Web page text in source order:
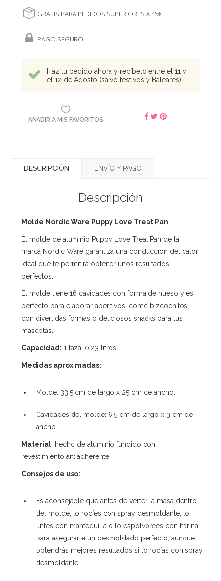
GRATIS PARA PEDIDOS SUPERIORES A 45€
PAGO SEGURO
Haz tu pedido ahora y recíbelo entre el 11 y
el 12 de Agosto (salvo festivos y Baleares)
AÑADIR A MIS FAVORITOS
DESCRIPCIÓN ENVÍO Y PAGO
Descripción
Molde Nordic Ware Puppy Love Treat Pan
El molde de aluminio Puppy Love Treat Pan de la
marca Nordic Ware garantiza una conducción del calor
ideal que te permitirá obtener unos resultados
perfectos.
El molde tiene 16 cavidades con forma de hueso y es
perfecto para elaborar aperitivos, como bizcochitos,
con divertidas formas o deliciosos snacks para tus
mascotas.
Capacidad: 1 taza, 0'23 litros.
Medidas aproximadas:
Molde: 33,5 cm de largo x 25 cm de ancho.
Cavidades del molde: 6,5 cm de largo x 3 cm de
ancho.
Material: hecho de aluminio fundido con
revestimiento antiadherente. ​
Consejos de uso:
Es aconsejable que antes de verter la masa dentro
del molde, lo rocíes con spray desmoldante, lo
untes con mantequilla o lo espolvorees con harina
para asegurarte un desmoldado perfecto; aunque
obtendrás mejores resultados si lo rocías con spray
desmoldante.